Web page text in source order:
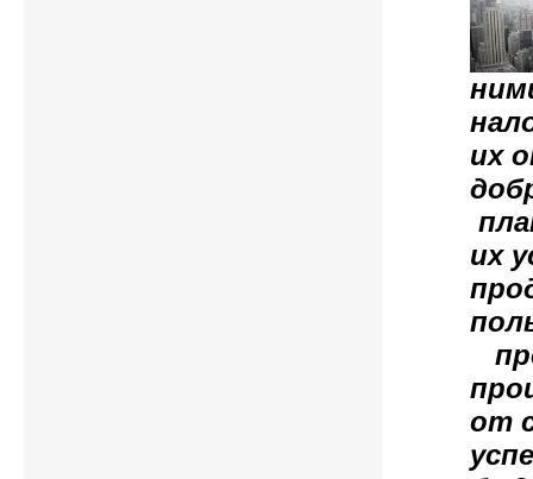
их
их
от